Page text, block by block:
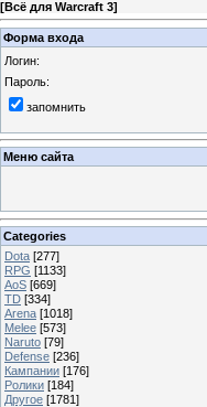
[Всё для Warcraft 3]
Форма входа
Логин:
Пароль:
запомнить
Меню сайта
Categories
Dota [277]
RPG [1133]
AoS [669]
TD [334]
Arena [1018]
Melee [573]
Naruto [79]
Defense [236]
Кампании [176]
Ролики [184]
Другое [1781]